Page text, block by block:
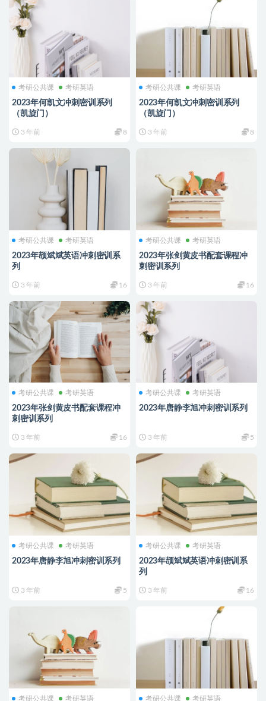
考研公共课 考研英语
2023年何凯文冲刺密训系列
（凯旋门）
3 年前 8
考研公共课 考研英语
2023年何凯文冲刺密训系列
（凯旋门）
3 年前 8
考研公共课 考研英语
2023年颉斌斌英语冲刺密训系
列
3 年前 16
考研公共课 考研英语
2023年张剑黄皮书配套课程冲
刺密训系列
3 年前 16
考研公共课 考研英语
2023年张剑黄皮书配套课程冲
刺密训系列
3 年前 16
考研公共课 考研英语
2023年唐静李旭冲刺密训系列
3 年前 5
考研公共课 考研英语
2023年唐静李旭冲刺密训系列
3 年前 5
考研公共课 考研英语
2023年颉斌斌英语冲刺密训系
列
3 年前 16
考研公共课 考研英语 考研公共课 考研英语